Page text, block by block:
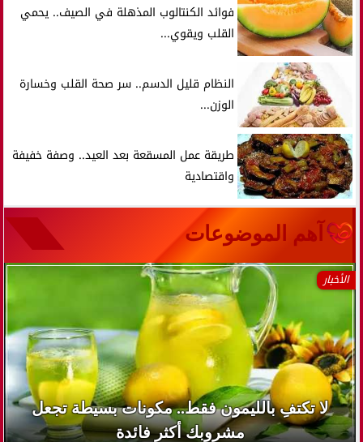
فوائد الكنتالوب المذهلة في الصيف.. يحمي
القلب ويقوي...
النظام قليل الدسم.. سر صحة القلب وخسارة
الوزن...
طريقة عمل المسقعة بعد العيد.. وصفة خفيفة
واقتصادية
آهم الموضوعات
الأخبار
لا تكتفِ بالليمون فقط.. مكونات بسيطة تجعل
مشروبك أكثر فائدة